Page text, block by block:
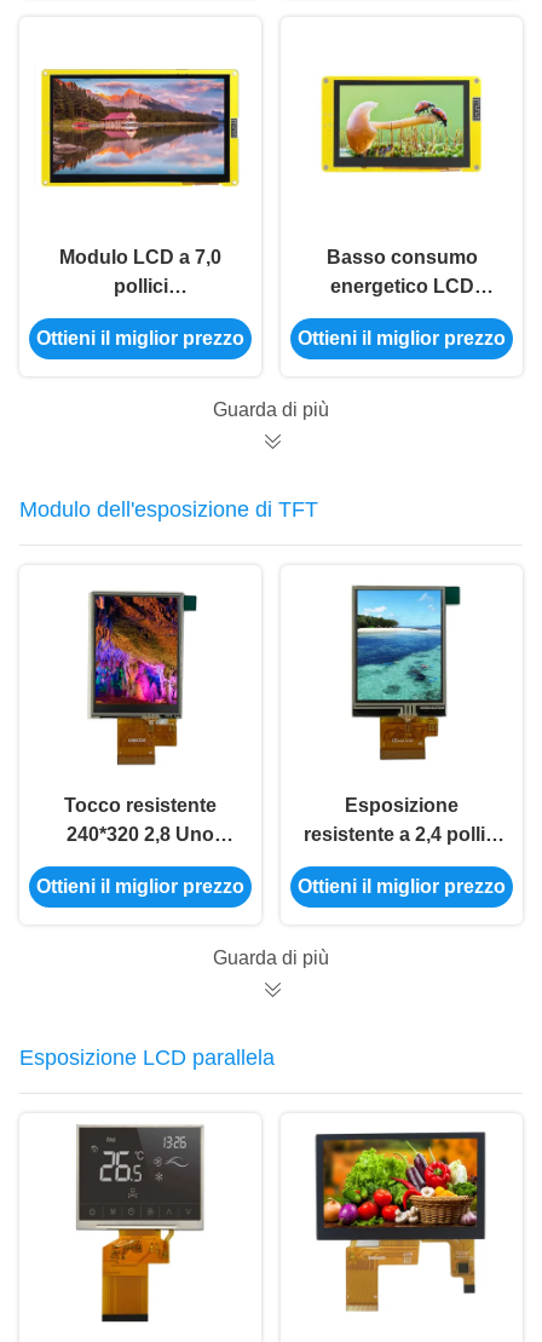
Modulo LCD a 7,0
pollici
dell'esposizione con
una luminosità di 800
Ottieni il miglior prezzo
Basso consumo
energetico LCD
260mA di risoluzione
del modulo 480*272
dell'esposizione 4,3
Ottieni il miglior prezzo
Guarda di più
Modulo dell'esposizione di TFT
Tocco resistente
240*320 2,8 Uno
Module di TFT del
modulo a 2,8 pollici
Ottieni il miglior prezzo
Esposizione
resistente a 2,4 pollici
8080 dell'incavo MCU
2,4 Tft del modulo
dell'esposizione di
Ottieni il miglior prezzo
Guarda di più
Esposizione LCD parallela